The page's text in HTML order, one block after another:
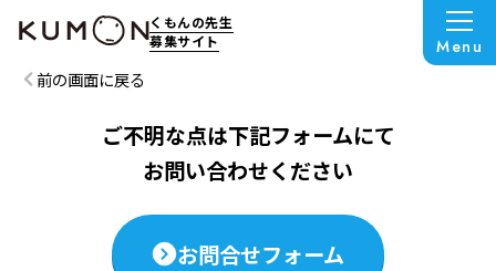
くもんの先生
募集サイト
Menu
この説明会は終了いたしました
前の画面に戻る
ご不明な点は下記フォームにて
お問い合わせください
お問合せフォーム